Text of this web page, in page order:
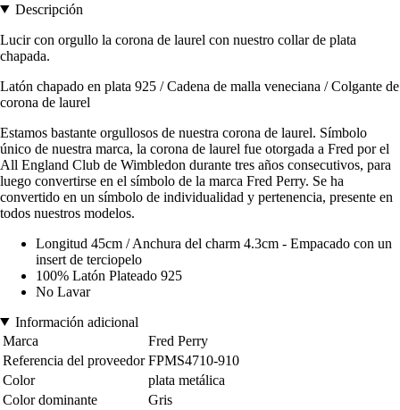
Descripción
Lucir con orgullo la corona de laurel con nuestro collar de plata
chapada.
Latón chapado en plata 925 / Cadena de malla veneciana / Colgante de
corona de laurel
Estamos bastante orgullosos de nuestra corona de laurel. Símbolo
único de nuestra marca, la corona de laurel fue otorgada a Fred por el
All England Club de Wimbledon durante tres años consecutivos, para
luego convertirse en el símbolo de la marca Fred Perry. Se ha
convertido en un símbolo de individualidad y pertenencia, presente en
todos nuestros modelos.
Longitud 45cm / Anchura del charm 4.3cm - Empacado con un
insert de terciopelo
100% Latón Plateado 925
No Lavar
Información adicional
Marca
Fred Perry
Referencia del proveedor FPMS4710-910
Color
plata metálica
Color dominante
Gris